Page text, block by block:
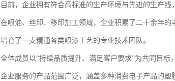
目前，企业拥有符合高标准的生产环境与先进的生产线
在喷油、丝印、移印加工领域，企业积累了二十余年的
培育了一支精通各类喷漆工艺的专业技术团队。
全体成员以“持续品质提升、满足客户要求”为共同目标
企业服务的产品范围广泛，涵盖多种消费电子产品的塑